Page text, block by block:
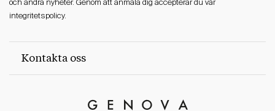
och andra nyheter. Genom att anmäla dig accepterar du vår
integritetspolicy.
Kontakta oss
Genova